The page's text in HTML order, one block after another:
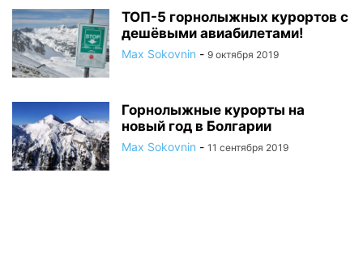
ТОП-5 горнолыжных курортов с
дешёвыми авиабилетами!
Max Sokovnin - 9 октября 2019
Горнолыжные курорты на
новый год в Болгарии
Max Sokovnin - 11 сентября 2019